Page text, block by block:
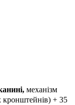
механізм
кронштейнів) + 35